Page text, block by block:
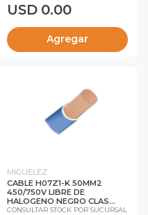
USD 0.00
Agregar
MIGUELEZ
CABLE H07Z1-K 50MM2
450/750V LIBRE DE
HALOGENO NEGRO CLAS...
CONSULTAR STOCK POR SUCURSAL